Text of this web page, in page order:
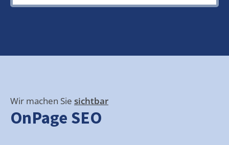
Wir machen Sie sichtbar
OnPage SEO